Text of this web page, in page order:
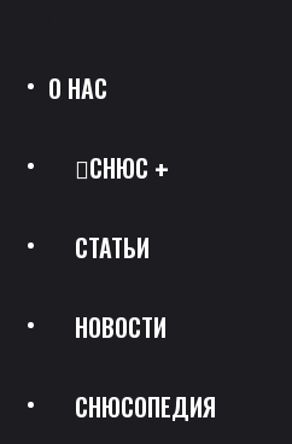
О НАС
СНЮС
СТАТЬИ
НОВОСТИ
СНЮСОПЕДИЯ